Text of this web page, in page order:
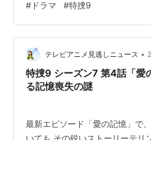
い。 推理ショーで容疑者全員が
うのはなかなか斬新だな…と思
誰でもなく、第一発見者に頼ま
たとかびっくりだわ…いたことに
わ…。でもそうならこの家族の事
たんじゃない？ 呼ぶ必要すらな
# ドラマ #特捜9
テレビアニメ見逃しニュース •
特捜9 シーズン7 第4話「愛
る記憶喪失の謎